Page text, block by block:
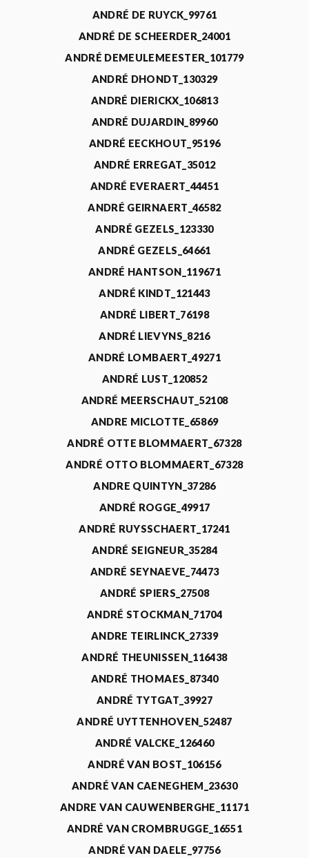
ANDRÉ DE RUYCK_99761
ANDRÉ DE SCHEERDER_24001
ANDRÉ DEMEULEMEESTER_101779
ANDRÉ DHONDT_130329
ANDRÉ DIERICKX_106813
ANDRÉ DUJARDIN_89960
ANDRÉ EECKHOUT_95196
ANDRÉ ERREGAT_35012
ANDRÉ EVERAERT_44451
ANDRÉ GEIRNAERT_46582
ANDRÉ GEZELS_123330
ANDRÉ GEZELS_64661
ANDRÉ HANTSON_119671
ANDRÉ KINDT_121443
ANDRÉ LIBERT_76198
ANDRÉ LIEVYNS_8216
ANDRÉ LOMBAERT_49271
ANDRÉ LUST_120852
ANDRÉ MEERSCHAUT_52108
ANDRE MICLOTTE_65869
ANDRÉ OTTE BLOMMAERT_67328
ANDRÉ OTTO BLOMMAERT_67328
ANDRE QUINTYN_37286
ANDRÉ ROGGE_49917
ANDRÉ RUYSSCHAERT_17241
ANDRÉ SEIGNEUR_35284
ANDRÉ SEYNAEVE_74473
ANDRÉ SPIERS_27508
ANDRÉ STOCKMAN_71704
ANDRE TEIRLINCK_27339
ANDRÉ THEUNISSEN_116438
ANDRÉ THOMAES_87340
ANDRÉ TYTGAT_39927
ANDRÉ UYTTENHOVEN_52487
ANDRÉ VALCKE_126460
ANDRÉ VAN BOST_106156
ANDRÉ VAN CAENEGHEM_23630
ANDRE VAN CAUWENBERGHE_11171
ANDRÉ VAN CROMBRUGGE_16551
ANDRÉ VAN DAELE_97756